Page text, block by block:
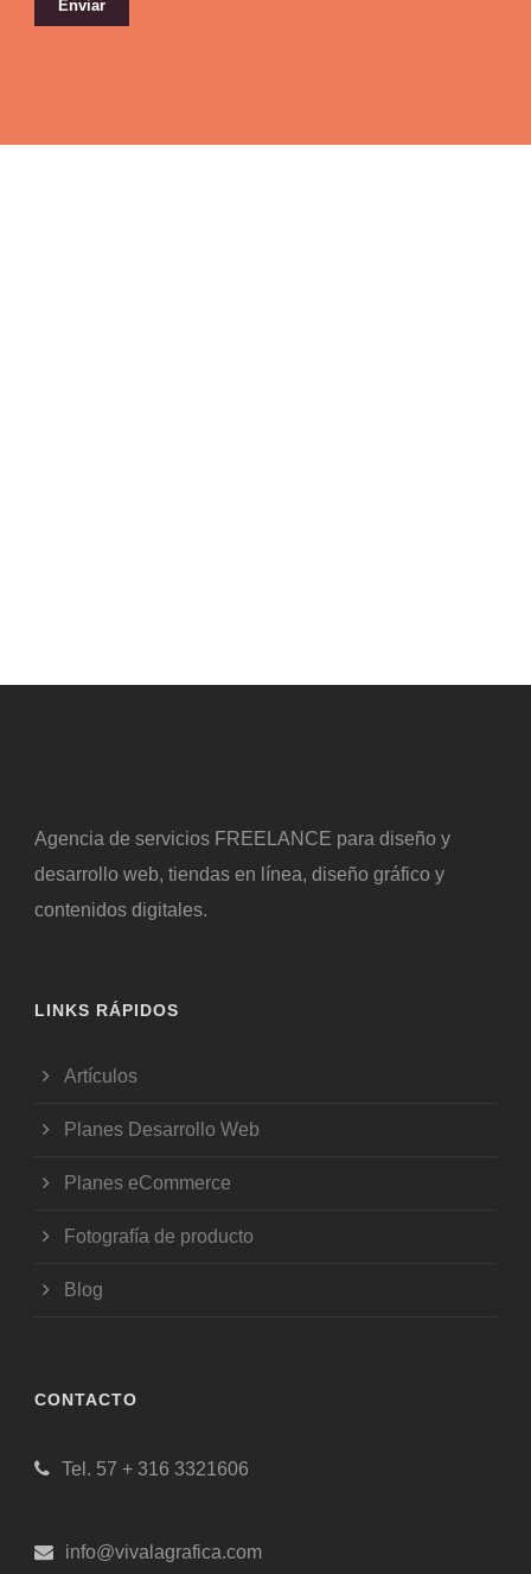
Agencia de servicios FREELANCE para diseño y
desarrollo web, tiendas en línea, diseño gráfico y
contenidos digitales.
LINKS RÁPIDOS
Artículos
Planes Desarrollo Web
Planes eCommerce
Fotografía de producto
Blog
CONTACTO
Tel. 57 + 316 3321606
info@vivalagrafica.com